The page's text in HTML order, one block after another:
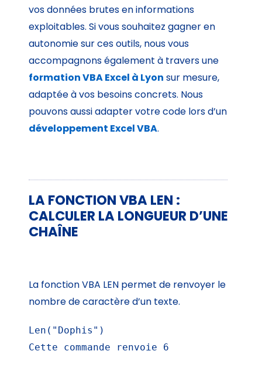
vos données brutes en informations
exploitables. Si vous souhaitez gagner en
autonomie sur ces outils, nous vous
accompagnons également à travers une
formation VBA Excel à Lyon sur mesure,
adaptée à vos besoins concrets. Nous
pouvons aussi adapter votre code lors d’un
développement Excel VBA.
LA FONCTION VBA LEN :
CALCULER LA LONGUEUR D’UNE
CHAÎNE
La fonction VBA LEN permet de renvoyer le
nombre de caractère d’un texte.
Len("Dophis")
Cette commande renvoie 6